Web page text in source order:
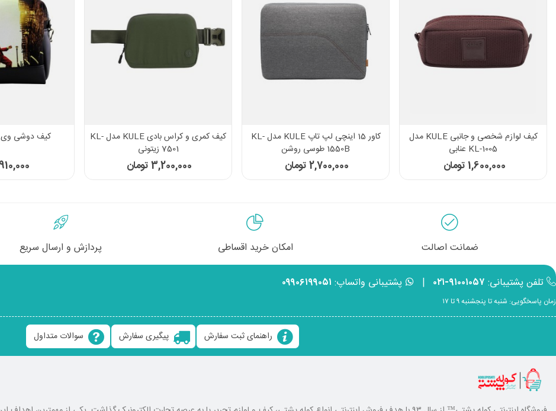
کیف لوازم شخصی و جانبی KULE مدل
KL-1005 عنابی
1,600,000 تومان
کاور 15 اینچی لپ تاپ KULE مدل KL-
1550B طوسی روشن
2,700,000 تومان
کیف کمری و کراس بادی KULE مدل KL-
7501 زیتونی
3,200,000 تومان
کیف دوشی وی
910,000 تومان
ضمانت اصالت امکان خرید اقساطی پردازش و ارسال سریع
تلفن پشتیبانی: ۹۱۰۰۱۰۵۷-۰۲۱ | پشتیبانی واتساپ: ۰۹۹۰۶۱۹۹۰۵۱
زمان پاسخگویی: شنبه تا پنجشنبه ۹ تا ۱۷
راهنمای ثبت سفارش پیگیری سفارش سوالات متداول